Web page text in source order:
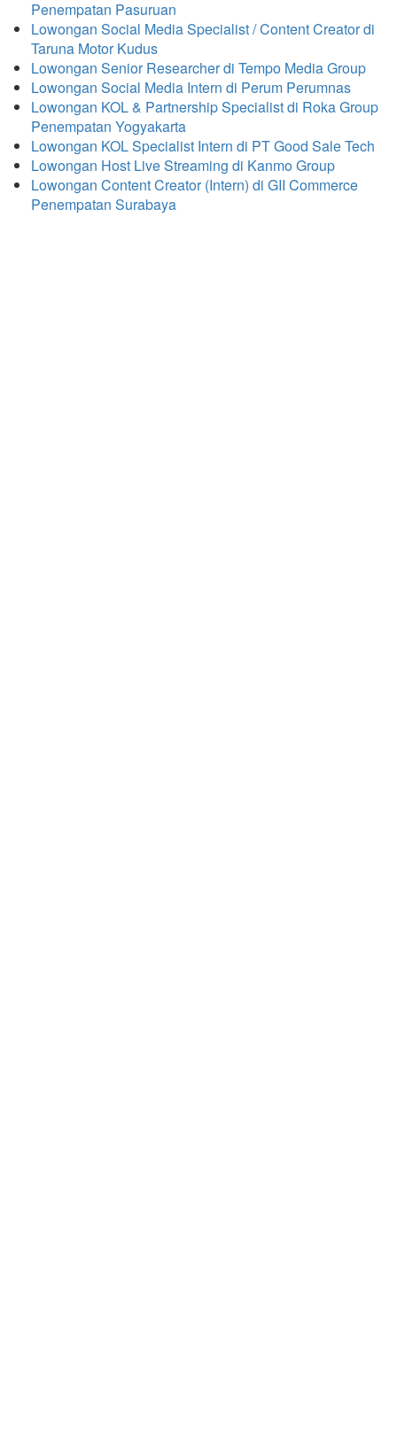
Penempatan Pasuruan
Lowongan Social Media Specialist / Content Creator di
Taruna Motor Kudus
Lowongan Senior Researcher di Tempo Media Group
Lowongan Social Media Intern di Perum Perumnas
Lowongan KOL & Partnership Specialist di Roka Group
Penempatan Yogyakarta
Lowongan KOL Specialist Intern di PT Good Sale Tech
Lowongan Host Live Streaming di Kanmo Group
Lowongan Content Creator (Intern) di GII Commerce
Penempatan Surabaya